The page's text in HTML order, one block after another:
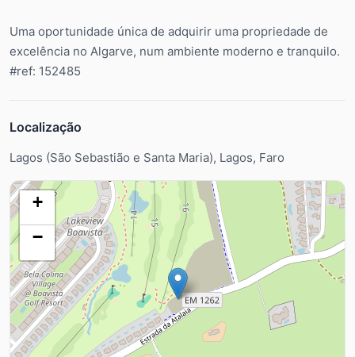
Uma oportunidade única de adquirir uma propriedade de
excelência no Algarve, num ambiente moderno e tranquilo.
#ref: 152485
Localização
Lagos (São Sebastião e Santa Maria), Lagos, Faro
+
−